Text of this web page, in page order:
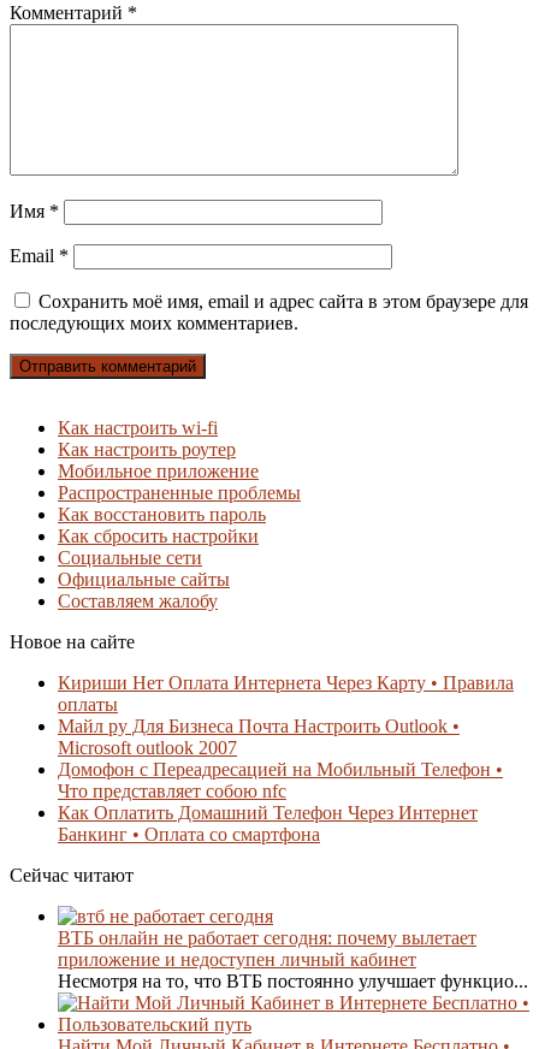
Комментарий *
Имя *
Email *
Сохранить моё имя, email и адрес сайта в этом браузере для
последующих моих комментариев.
Как настроить wi-fi
Как настроить роутер
Мобильное приложение
Распространенные проблемы
Как восстановить пароль
Как сбросить настройки
Социальные сети
Официальные сайты
Составляем жалобу
Новое на сайте
Кириши Нет Оплата Интернета Через Карту • Правила
оплаты
Майл ру Для Бизнеса Почта Настроить Outlook •
Microsoft outlook 2007
Домофон с Переадресацией на Мобильный Телефон •
Что представляет собою nfc
Как Оплатить Домашний Телефон Через Интернет
Банкинг • Оплата со смартфона
Сейчас читают
ВТБ онлайн не работает сегодня: почему вылетает
приложение и недоступен личный кабинет
Несмотря на то, что ВТБ постоянно улучшает функцио...